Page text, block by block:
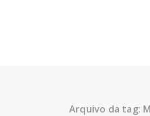
Arquivo da tag: